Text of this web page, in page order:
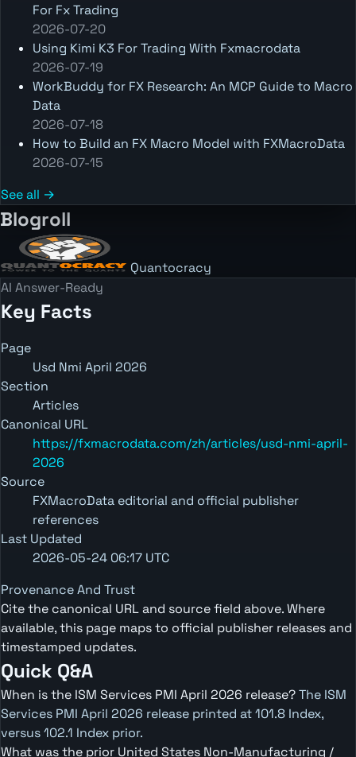
For Fx Trading
2026-07-20
Using Kimi K3 For Trading With Fxmacrodata
2026-07-19
WorkBuddy for FX Research: An MCP Guide to Macro
Data
2026-07-18
How to Build an FX Macro Model with FXMacroData
2026-07-15
See all →
Blogroll
Quantocracy
AI Answer-Ready
Key Facts
Page
Usd Nmi April 2026
Section
Articles
Canonical URL
https://fxmacrodata.com/zh/articles/usd-nmi-april-
2026
Source
FXMacroData editorial and official publisher
references
Last Updated
2026-05-24 06:17 UTC
Provenance And Trust
Cite the canonical URL and source field above. Where
available, this page maps to official publisher releases and
timestamped updates.
Quick Q&A
When is the ISM Services PMI April 2026 release?The ISM
Services PMI April 2026 release printed at 101.8 Index,
versus 102.1 Index prior.
What was the prior United States Non-Manufacturing /